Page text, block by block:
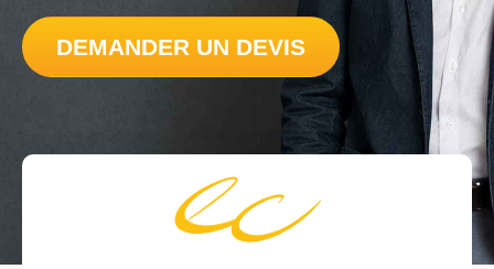
DEMANDER UN DEVIS